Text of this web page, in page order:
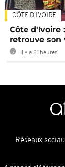
CÔTE D'IVOIRE
Côte d'Ivoire
retrouve son
Il y a 21 heures
Réseaux